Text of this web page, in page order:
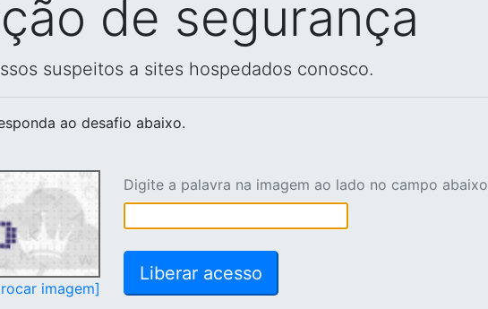
de segurança
suspeitos a sites hospedados conosco.
ao desafio abaixo.
imagem]
Digite a palavra na imagem ao lado no campo abaixo